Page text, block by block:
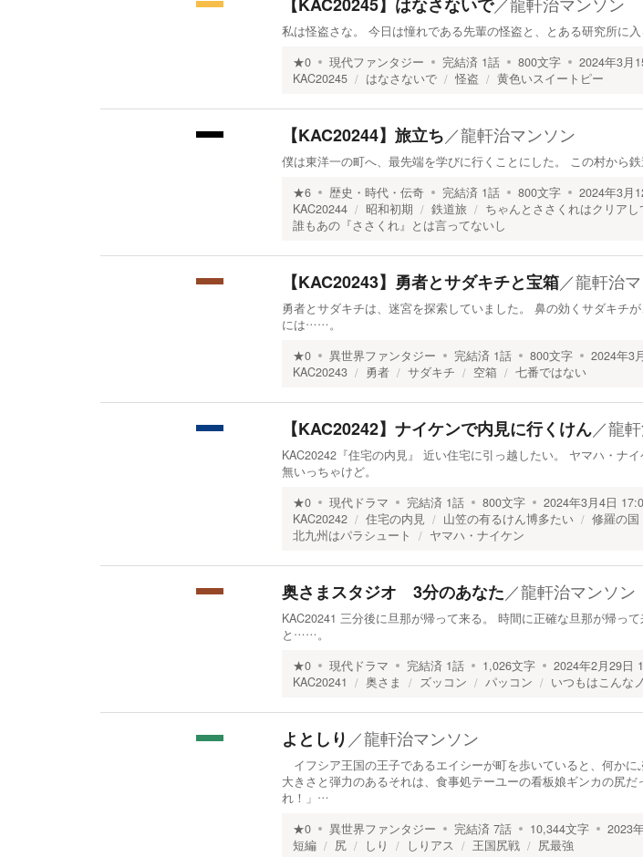
私は怪盗さな。 今日は憧れである先輩の怪盗と、とある研究所に
★0 現代ファンタジー 完結済 1話 800文字 2024年3月
KAC20245
はなさないで 怪盗 黄色いスイートピー
【KAC20244】旅立ち／龍軒治マンソン
僕は東洋一の町へ、最先端を学びに行くことにした。 この村から鉄
★6 歴史・時代・伝奇 完結済 1話 800文字 2024年3月
KAC20244
昭和初期 鉄道旅
ちゃんとささくれはクリアし
誰もあの『ささくれ』とは言ってないし
【KAC20243】勇者とサダキチと宝箱／龍軒治
勇者とサダキチは、迷宮を探索していました。 鼻の効くサダキチ
には……。
★0 異世界ファンタジー 完結済 1話 800文字 2024年3
KAC20243
勇者 サダキチ 空箱 七番ではない
【KAC20242】ナイケンで内見に行くけん／龍
KAC20242『住宅の内見』 近い住宅に引っ越したい。 ヤマハ・ナ
無いっちゃけど。
★0 現代ドラマ 完結済 1話 800文字 2024年3月4日
KAC20242
住宅の内見 山笠の有るけん博多たい 修羅の国
北九州はパラシュート
ヤマハ・ナイケン
奥さまスタジオ 3分のあなた／龍軒治マンソン
KAC20241 三分後に旦那が帰って来る。 時間に正確な旦那が帰っ
と……。
★0 現代ドラマ 完結済 1話 1,026文字 2024年2月29日
KAC20241
奥さま ズッコン パッコン いつもはこんな
よとしり ／龍軒治マンソン
イフシア王国の王子であるエイシーが町を歩いていると、何か
大きさと弾力のあるそれは、食事処テーユーの看板娘ギンカの尻だ
れ！」…
★0 異世界ファンタジー 完結済 7話 10,344文字 2023
短編
尻 しり しりアス 王国尻戦 尻最強